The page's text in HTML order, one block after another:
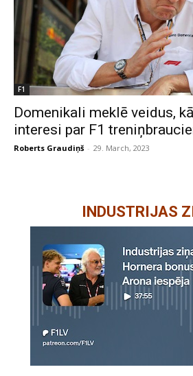
F1
Domenikali meklē veidus,
interesi par F1
Roberts Graudiņš - 29. March, 2023
INDUSTRIJAS